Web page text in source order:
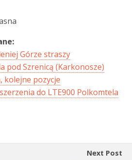
Górze straszy
pod Szrenicą (Karkonosze)
kolejne pozycje
do LTE900 Polkomtela
Next Post